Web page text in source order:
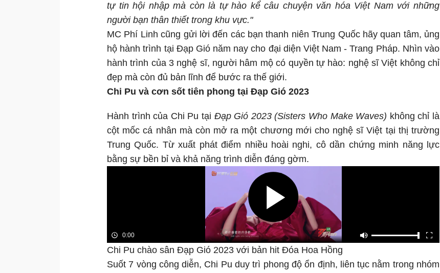
tự tin hội nhập mà còn là tự hào kể câu chuyện văn hóa Việt Nam với những
người bạn thân thiết trong khu vực."
MC Phí Linh cũng gửi lời đến các bạn thanh niên Trung Quốc hãy quan tâm, ủng
hộ hành trình tại Đạp Gió năm nay cho đại diện Việt Nam - Trang Pháp. Nhìn vào
hành trình của 3 nghệ sĩ, người hâm mộ có quyền tự hào: nghệ sĩ Việt không chỉ
đẹp mà còn đủ bản lĩnh để bước ra thế giới.
Chi Pu và cơn sốt tiên phong tại Đạp Gió 2023
Hành trình của Chi Pu tại Đạp Gió 2023 (Sisters Who Make Waves) không chỉ là
cột mốc cá nhân mà còn mở ra một chương mới cho nghệ sĩ Việt tại thị trường
Trung Quốc. Từ xuất phát điểm nhiều hoài nghi, cô dần chứng minh năng lực
bằng sự bền bỉ và khả năng trình diễn đáng gờm.
Chi Pu chào sân Đạp Gió 2023 với bản hit Đóa Hoa Hồng
Suốt 7 vòng công diễn, Chi Pu duy trì phong độ ổn định, liên tục nằm trong nhóm